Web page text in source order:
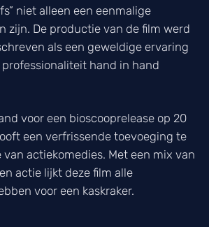
niet alleen een eenmalige
zijn. De productie van de film werd
als een geweldige ervaring
hand in hand
voor een bioscooprelease op 20
een verfrissende toevoeging te
actiekomedies. Met een mix van
actie lijkt deze film alle
voor een kaskraker.